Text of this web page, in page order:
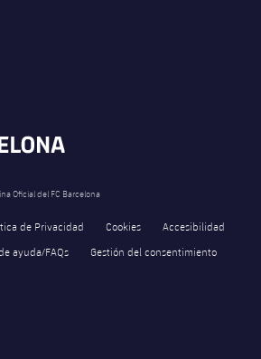
Oficial del FC Barcelona
de Privacidad Cookies
Accesibilidad
ayuda/FAQs
Gestión del consentimiento